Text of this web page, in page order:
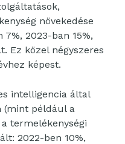
növekedése
2023-ban 15%,
Ez közel négyszeres
képest.
intelligencia által
(mint például a
termelékenységi
2022-ben 10%,